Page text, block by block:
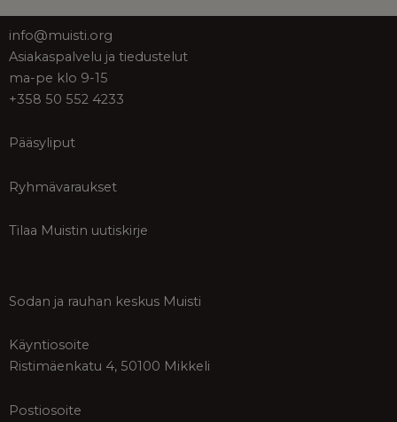
info@muisti.org
Asiakaspalvelu ja tiedustelut
ma-pe klo 9-15
+358 50 552 4233
Pääsyliput
Ryhmävaraukset
Tilaa Muistin uutiskirje
Sodan ja rauhan keskus Muisti
Käyntiosoite
Ristimäenkatu 4, 50100 Mikkeli
Postiosoite